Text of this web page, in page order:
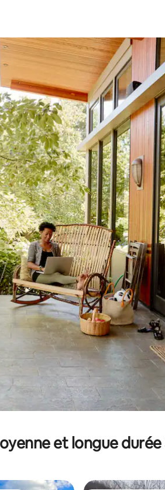
le bas pour les parcourir ou en
et longue